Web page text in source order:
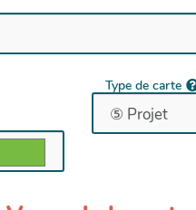
Type de carte